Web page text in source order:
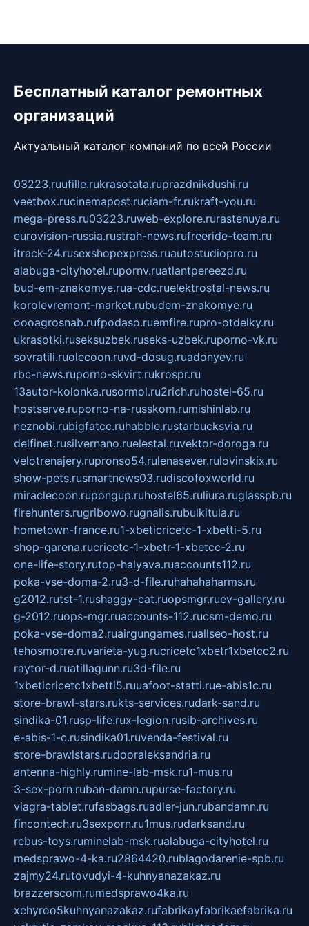
Бесплатный каталог ремонтных
организаций
Актуальный каталог компаний по всей России
03223.ruufille.rukrasotata.ruprazdnikdushi.ru
veetbox.rucinemapost.ruciam-fr.rukraft-you.ru
mega-press.ru03223.ruweb-explore.rurastenuya.ru
eurovision-russia.rustrah-news.rufreeride-team.ru
itrack-24.rusexshopexpress.ruautostudiopro.ru
alabuga-cityhotel.rupornv.ruatlantpereezd.ru
bud-em-znakomye.rua-cdc.ruelektrostal-news.ru
korolevremont-market.rubudem-znakomye.ru
oooagrosnab.rufpodaso.ruemfire.rupro-otdelky.ru
ukrasotki.ruseksuzbek.ruseks-uzbek.ruporno-vk.ru
sovratili.ruolecoon.ruvd-dosug.ruadonyev.ru
rbc-news.ruporno-skvirt.rukrospr.ru
13autor-kolonka.rusormol.ru2rich.ruhostel-65.ru
hostserve.ruporno-na-russkom.rumishinlab.ru
neznobi.rubigfatcc.ruhabble.rustarbucksvia.ru
delfinet.rusilvernano.ruelestal.ruvektor-doroga.ru
velotrenajery.rupronso54.rulenasever.rulovinskix.ru
show-pets.rusmartnews03.rudiscofoxworld.ru
miraclecoon.rupongup.ruhostel65.ruliura.ruglasspb.ru
firehunters.rugribowo.rugnalis.rubulkitula.ru
hometown-france.ru1-xbeticricetc-1-xbetti-5.ru
shop-garena.rucricetc-1-xbetr-1-xbetcc-2.ru
one-life-story.rutop-halyava.ruaccounts112.ru
poka-vse-doma-2.ru3-d-file.ruhahahaharms.ru
g2012.rutst-1.rushaggy-cat.ruopsmgr.ruev-gallery.ru
g-2012.ruops-mgr.ruaccounts-112.rucsm-demo.ru
poka-vse-doma2.ruairgungames.ruallseo-host.ru
tehosmotre.ruvarieta-yug.rucricetc1xbetr1xbetcc2.ru
raytor-d.ruatillagunn.ru3d-file.ru
1xbeticricetc1xbetti5.ruuafoot-statti.rue-abis1c.ru
store-brawl-stars.rukts-services.rudark-sand.ru
sindika-01.rusp-life.rux-legion.rusib-archives.ru
e-abis-1-c.rusindika01.ruvenda-festival.ru
store-brawlstars.rudooraleksandria.ru
antenna-highly.rumine-lab-msk.ru1-mus.ru
3-sex-porn.ruban-damn.rupurse-factory.ru
viagra-tablet.rufasbags.ruadler-jun.rubandamn.ru
fincontech.ru3sexporn.ru1mus.rudarksand.ru
rebus-toys.ruminelab-msk.rualabuga-cityhotel.ru
medsprawo-4-ka.ru2864420.rublagodarenie-spb.ru
zajmy24.rutovudyi-4-kuhnyanazakaz.ru
brazzerscom.rumedsprawo4ka.ru
xehyroo5kuhnyanazakaz.rufabrikayfabrikaefabrika.ru